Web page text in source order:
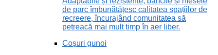
de parc îmbunătățesc calitatea spațiilor de
recreere, încurajând comunitatea să
petreacă mai mult timp în aer liber.
Coșuri gunoi